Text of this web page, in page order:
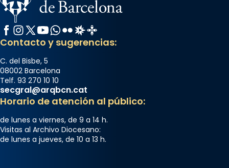
Acompanyant la història de sant Cugat, a
partir de l’Edat Mitjana sorgeix la tradició
que les santes Juliana (“relatiu a Júlia”) i
Semproniana (“relatiu a Semprònia =
eterna”) són deixebles seves. I l’any 1667, el
frare Joan Gaspar Roig, afirma en una obra
que les santes són filles de l’antiga Iluro.
Mataró en reivindicarà les relíq
...Ver más
Foto
Facebook
Instagram
X / Twitter
YouTube
WhatsApp
FlickrRadio Estel
Catalunya Cristiana
Contacto y sugerencias:
C. del Bisbe, 5
08002 Barcelona
Telf. 93 270 10 10
secgral@arqbcn.cat
Horario de atención al público:
de lunes a viernes, de 9 a 14 h.
Visitas al Archivo Diocesano:
de lunes a jueves, de 10 a 13 h.